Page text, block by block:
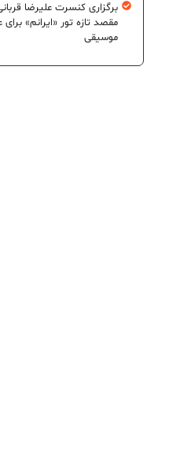
برگزاری کنسرت علیرضا
مقصد تازه تور «ایرانم» برای
موسیقی